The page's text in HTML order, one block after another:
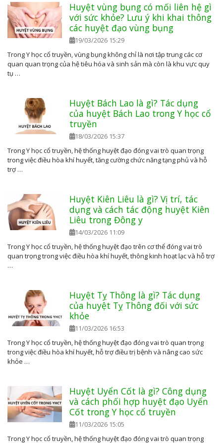
Huyệt vùng bụng có mối liên hệ gì
với sức khỏe? Lưu ý khi khai thông
các huyệt đạo vùng bụng
19/03/2026 15:29
Trong Y học cổ truyền, vùng bụng không chỉ là nơi tập trung các cơ
quan quan trọng của hệ tiêu hóa và sinh sản mà còn là khu vực quy
tụ …
Huyệt Bách Lao là gì? Tác dụng
của huyệt Bách Lao trong Y học cổ
truyền
18/03/2026 15:37
Trong Y học cổ truyền, hệ thống huyệt đạo đóng vai trò quan trọng
trong việc điều hòa khí huyết, tăng cường chức năng tạng phủ và hỗ
trợ …
Huyệt Kiên Liêu là gì? Vị trí, tác
dụng và cách tác động huyệt Kiên
Liêu trong Đông y
14/03/2026 11:09
Trong Y học cổ truyền, hệ thống huyệt đạo trên cơ thể đóng vai trò
quan trọng trong việc điều hòa khí huyết, thông kinh hoạt lạc và hỗ trợ
…
Huyệt Tỵ Thông là gì? Tác dụng
của huyệt Tỵ Thông đối với sức
khỏe
11/03/2026 16:53
Trong Y học cổ truyền, hệ thống huyệt đạo đóng vai trò quan trọng
trong việc điều hòa khí huyết, hỗ trợ điều trị bệnh và nâng cao sức
khỏe …
Huyệt Uyển Cốt là gì? Công dụng
và cách phối hợp huyệt đạo Uyển
Cốt trong Y học cổ truyền
11/03/2026 15:05
Trong Y học cổ truyền, hệ thống huyệt đạo đóng vai trò quan trọng